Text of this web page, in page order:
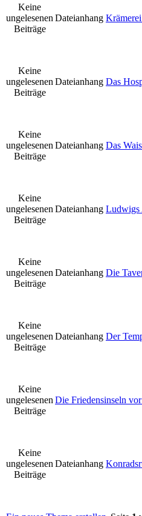
Keine
ungelesenen
Beiträge
Dateianhang
Keine
ungelesenen
Beiträge
Dateianhang Das
Keine
ungelesenen
Beiträge
Dateianhang Das
Keine
ungelesenen
Beiträge
Dateianhang Ludwigs
Keine
ungelesenen
Beiträge
Dateianhang Die
Keine
ungelesenen
Beiträge
Dateianhang Der
Keine
ungelesenen
Beiträge
Die Friedensinseln
Keine
ungelesenen
Beiträge
Dateianhang